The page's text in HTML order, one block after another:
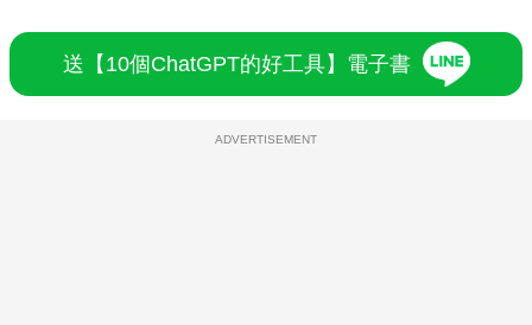
送【10個ChatGPT的好工具】電子書
ADVERTISEMENT